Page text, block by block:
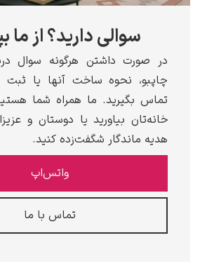
دارید؟ از ما بپرسید
داشتن هرگونه سوال درباره محصولات
نحوه ساخت آنها یا ثبت سفارش، با ما
ما همراه شما هستیم تا هنر را به
بیاورید یا دوستان و عزیزانتان را با یک
شگفت‌زده کنید.